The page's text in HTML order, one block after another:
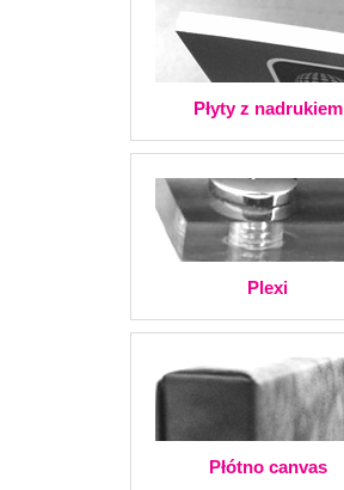
Płyty z nadrukiem
Plexi
Płótno canvas